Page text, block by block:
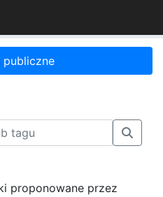
menu
publiczne
proponowane przez